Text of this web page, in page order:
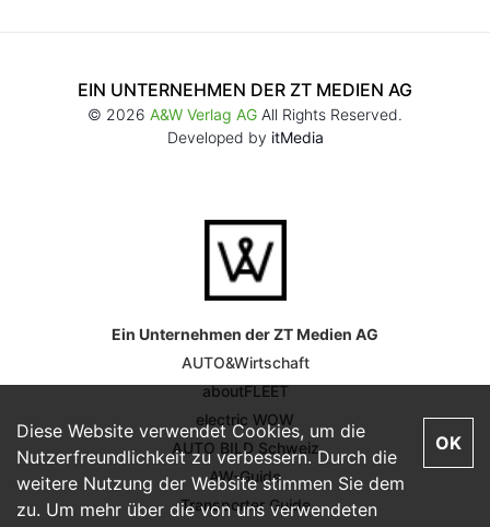
Diese Website verwendet Cookies, um die
Nutzerfreundlichkeit zu verbessern. Durch die
weitere Nutzung der Website stimmen Sie dem
zu. Um mehr über die von uns verwendeten
OK
EIN UNTERNEHMEN DER ZT MEDIEN AG
© 2026 A&W Verlag AG All Rights Reserved.
Developed by itMedia
Ein Unternehmen der ZT Medien AG
AUTO&Wirtschaft
aboutFLEET
electric WOW
AUTO BILD Schweiz
AW-Guide
Transporter Guide